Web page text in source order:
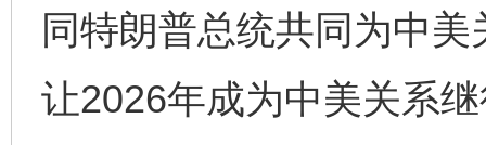
同特朗普总统共同为中
让2026年成为中美关系